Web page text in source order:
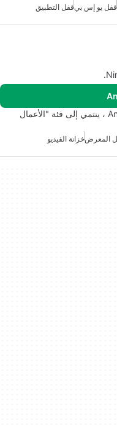
قفل يو إس بيقفل التطبيق
Gallery Lock هو برنامج مجاني لنظام Android ، ينتمي إلى فئة "الأعمال
المعرضخزانة الفيديو